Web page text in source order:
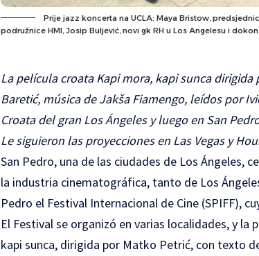
Prije jazz koncerta na UCLA: Maya Bristow,
podružnice HMI, Josip Buljević, novi gk RH u Los Angelesu i
La película croata Kapi mora, kapi sunca
Baretić, música de Jakša Fiamengo, leídos por
Croata del gran Los Ángeles y luego en San
Le siguieron las proyecciones en Las Vegas y
San Pedro, una de las ciudades de Los Ángeles,
la industria cinematográfica, tanto de Los
Pedro el Festival Internacional de Cine (SPIFF),
El Festival se organizó en varias localidades, y la
kapi sunca, dirigida por Matko Petrić, con texto